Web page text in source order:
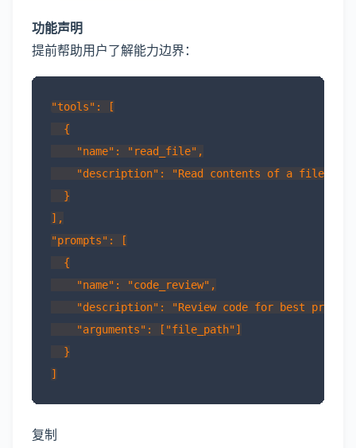
功能声明
提前帮助用户了解能力边界：
"tools": [
  {
    "name": "read_file",
    "description": "Read contents of a file"
  }
],
"prompts": [
  {
    "name": "code_review",
"description": "Review code for best
    "arguments": ["file_path"]
  }
复制